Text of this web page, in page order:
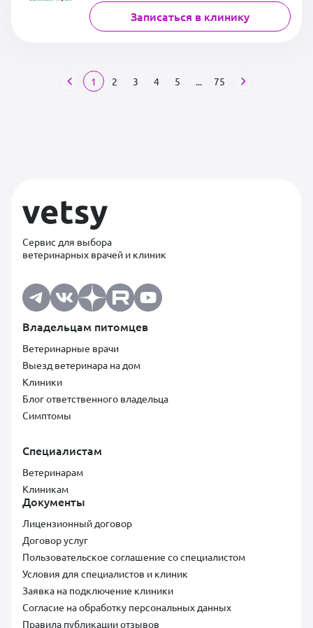
Записаться в клинику
1 2 3 4 5 ... 75
Сервис для выбора
ветеринарных врачей и клиник
Владельцам питомцев
Ветеринарные врачи
Выезд ветеринара на дом
Клиники
Блог ответственного владельца
Симптомы
Специалистам
Ветеринарам
Клиникам
Документы
Лицензионный договор
Договор услуг
Пользовательское соглашение со специалистом
Условия для специалистов и клиник
Заявка на подключение клиники
Согласие на обработку персональных данных
Правила публикации отзывов